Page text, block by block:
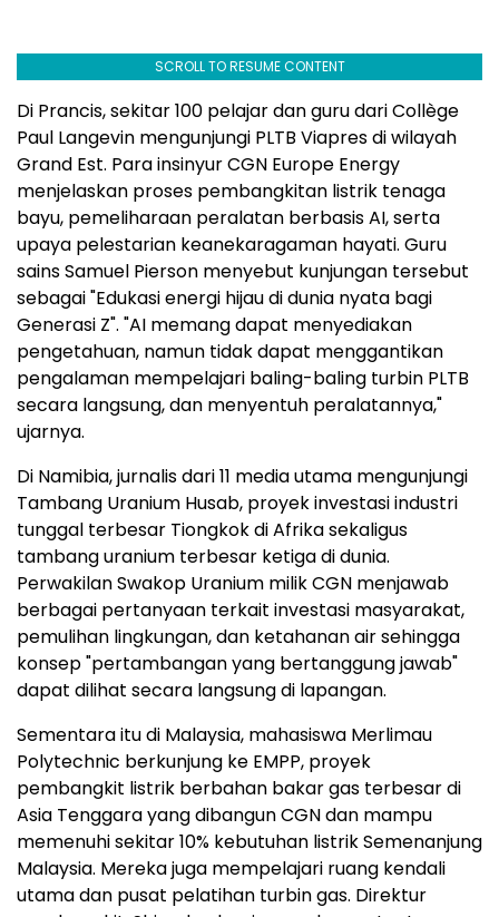
SCROLL TO RESUME CONTENT
Di Prancis, sekitar 100 pelajar dan guru dari Collège
Paul Langevin mengunjungi PLTB Viapres di wilayah
Grand Est. Para insinyur CGN Europe Energy
menjelaskan proses pembangkitan listrik tenaga
bayu, pemeliharaan peralatan berbasis AI, serta
upaya pelestarian keanekaragaman hayati. Guru
sains Samuel Pierson menyebut kunjungan tersebut
sebagai "Edukasi energi hijau di dunia nyata bagi
Generasi Z". "AI memang dapat menyediakan
pengetahuan, namun tidak dapat menggantikan
pengalaman mempelajari baling-baling turbin PLTB
secara langsung, dan menyentuh peralatannya,"
ujarnya.
Di Namibia, jurnalis dari 11 media utama mengunjungi
Tambang Uranium Husab, proyek investasi industri
tunggal terbesar Tiongkok di Afrika sekaligus
tambang uranium terbesar ketiga di dunia.
Perwakilan Swakop Uranium milik CGN menjawab
berbagai pertanyaan terkait investasi masyarakat,
pemulihan lingkungan, dan ketahanan air sehingga
konsep "pertambangan yang bertanggung jawab"
dapat dilihat secara langsung di lapangan.
Sementara itu di Malaysia, mahasiswa Merlimau
Polytechnic berkunjung ke EMPP, proyek
pembangkit listrik berbahan bakar gas terbesar di
Asia Tenggara yang dibangun CGN dan mampu
memenuhi sekitar 10% kebutuhan listrik Semenanjung
Malaysia. Mereka juga mempelajari ruang kendali
utama dan pusat pelatihan turbin gas. Direktur